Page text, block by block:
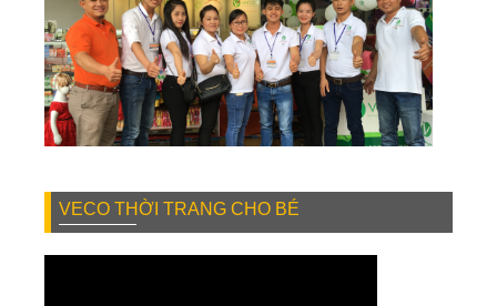
VECO THỜI TRANG CHO BÉ